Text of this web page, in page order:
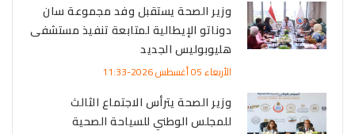
وزير الصحة يستقبل وفد مجموعة سان
دوناتو الإيطالية لمتابعة تنفيذ مستشفى
هليوبوليس الجديد
الأربعاء 05 أغسطس 2026-11:33
وزير الصحة يترأس الاجتماع الثالث
للمجلس الوطني للسياحة الصحية